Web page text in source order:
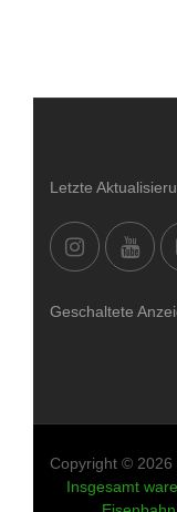
Letzte
Geschaltete
Copyright © 2026
Insgesamt